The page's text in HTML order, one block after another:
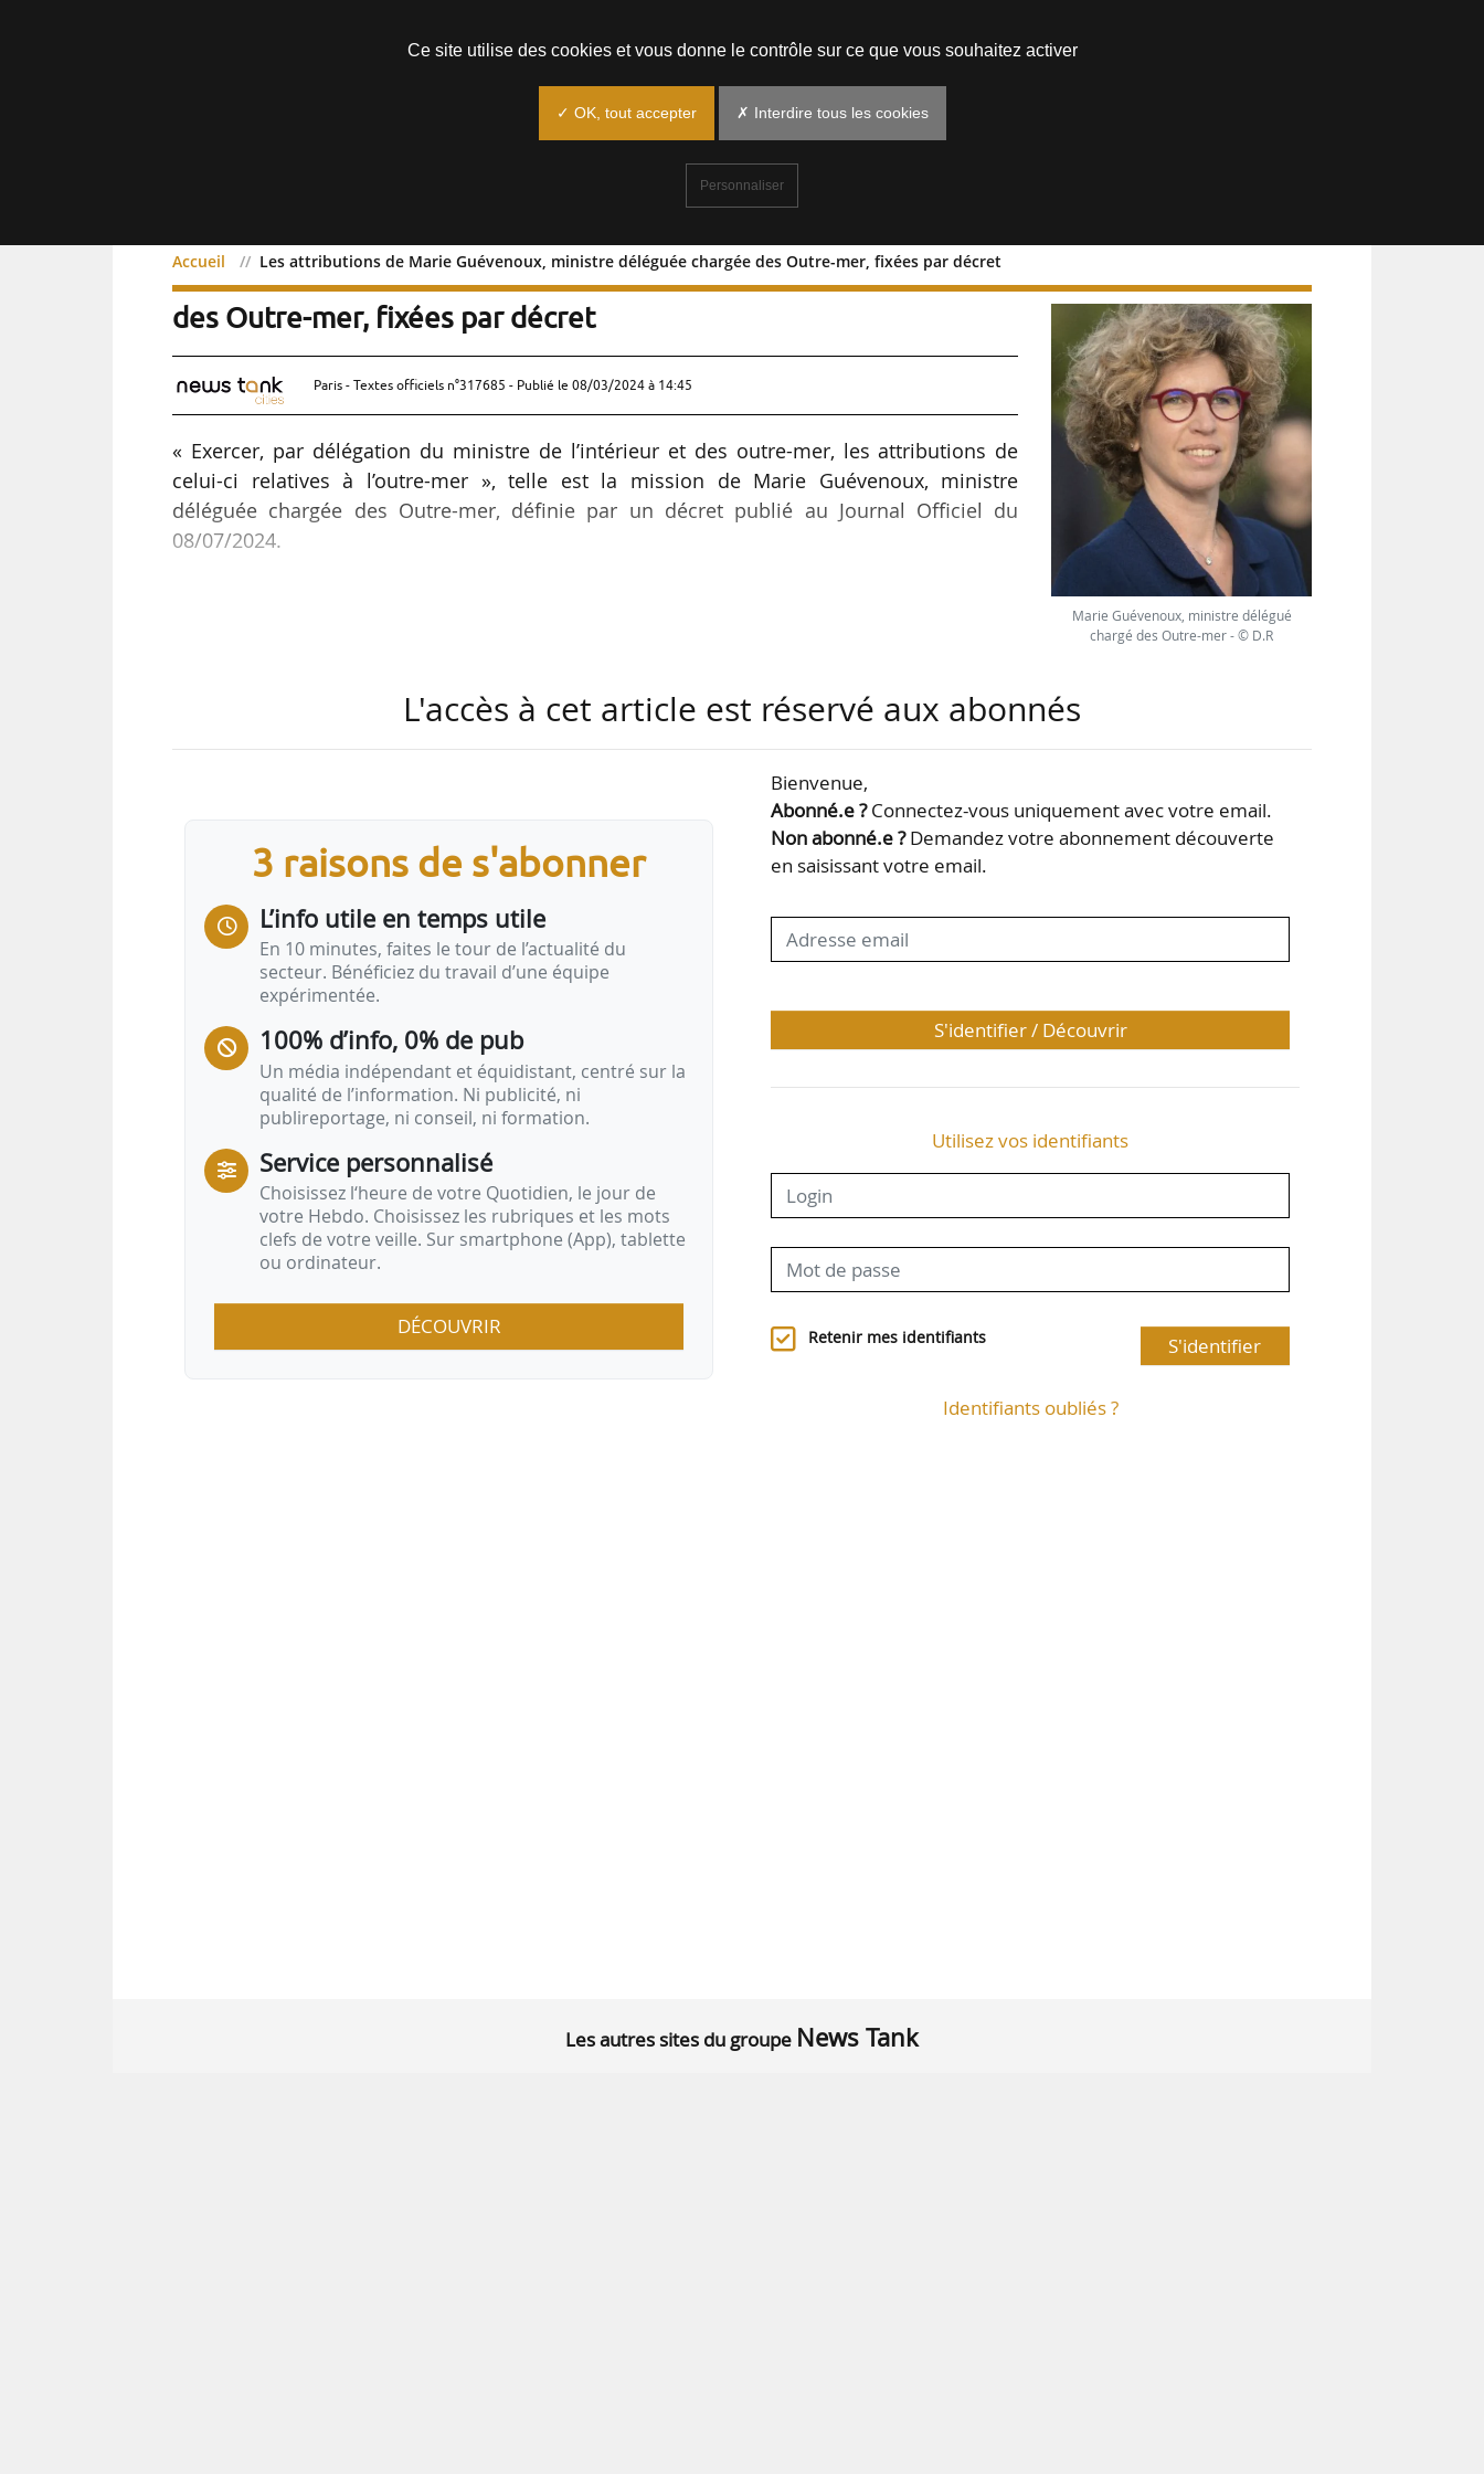
Accueil Les attributions de Marie Guévenoux, ministre déléguée chargée des Outre-mer, fixées par décret
Les attributions de Marie Guévenoux, ministre déléguée chargée
des Outre-mer, fixées par décret
Paris - Textes officiels n°317685 - Publié le 08/03/2024 à 14:45
« Exercer, par délégation du ministre de l’intérieur et des outre-mer, les attributions de
celui-ci relatives à l’outre-mer », telle est la mission de Marie Guévenoux, ministre
déléguée chargée des Outre-mer, définie par un décret publié au Journal Officiel du
08/07/2024.
l’administration et des autres services placés sous l’autorité du ministre de l’Intérieur et
des Outre-mer ou dont ce dernier dispose ;
• reçoit délégation du ministre de l’Intérieur et des Outre-mer pour signer, en son nom,
• contresigne, avec le ministre de l’Intérieur et des Outre-mer, les actes de nomination des
représentants de l’Etat et des chefs des services civils et…
Marie Guévenoux, ministre délégué
chargé des Outre-mer - © D.R
L'accès à cet article est réservé aux abonnés
3 raisons de s'abonner
L’info utile en temps utile
En 10 minutes, faites le tour de l’actualité du
secteur. Bénéficiez du travail d’une équipe
expérimentée.
100% d’info, 0% de pub
Un média indépendant et équidistant, centré sur la
qualité de l’information. Ni publicité, ni
publireportage, ni conseil, ni formation.
Service personnalisé
Choisissez l‘heure de votre Quotidien, le jour de
votre Hebdo. Choisissez les rubriques et les mots
clefs de votre veille. Sur smartphone (App), tablette
ou ordinateur.
DÉCOUVRIR
Bienvenue,
Abonné.e ?Connectez-vous uniquement avec votre email.
Non abonné.e ?Demandez votre abonnement découverte
en saisissant votre email.
S'identifier / Découvrir
Utilisez vos identifiants
Retenir mes identifiants S'identifier
Identifiants oubliés ?
Les autres sites du groupe News Tank
Ce site utilise des cookies et vous donne le contrôle sur ce que vous souhaitez activer
✓ OK, tout accepter ✗ Interdire tous les cookies
Personnaliser